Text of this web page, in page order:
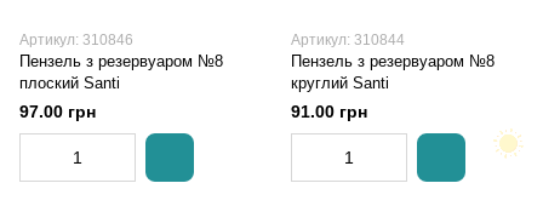
Артикул: 310846
Пензель з резервуаром №8
плоский Santi
97.00 грн
Артикул: 310844
Пензель з резервуаром №8
круглий Santi
91.00 грн